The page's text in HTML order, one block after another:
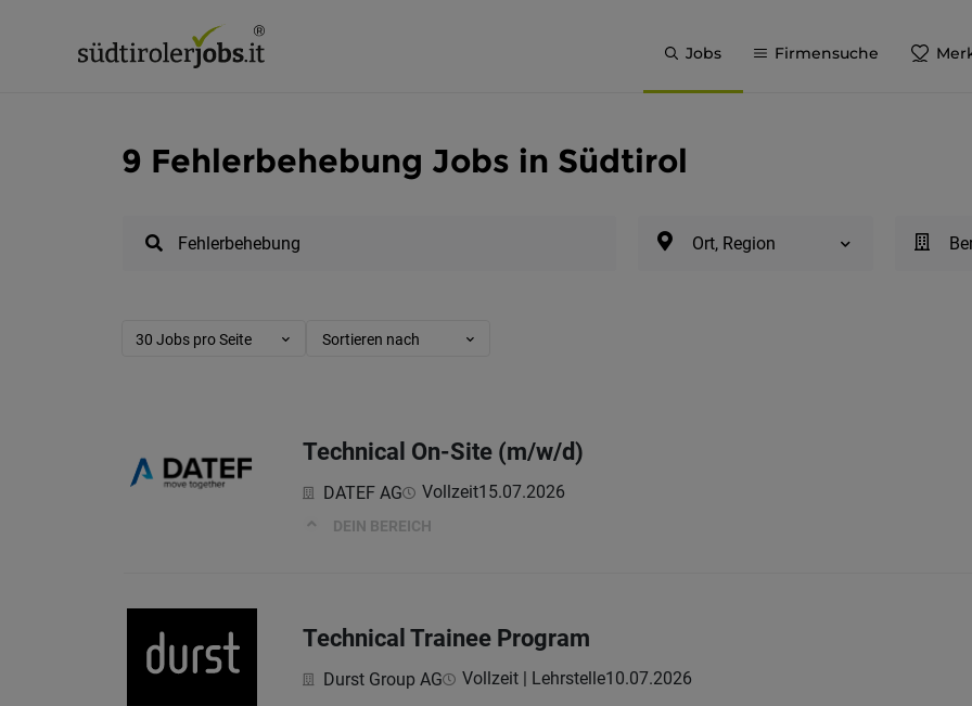
Jobs Firmensuche
9 Fehlerbehebung Jobs in Südtirol
Ort, Region
30 Jobs pro Seite Sortieren nach
Technical On-Site (m/w/d)
DATEF AG Vollzeit15.07.2026
DEIN BEREICH
Technical Trainee Program
Durst Group AG Vollzeit | Lehrstelle10.07.2026